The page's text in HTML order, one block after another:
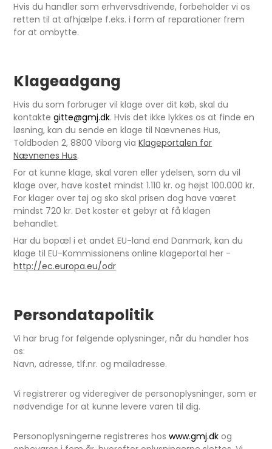
Hvis du handler som erhvervsdrivende, forbeholder vi os
retten til at afhjælpe f.eks. i form af reparationer frem
for at ombytte.
Klageadgang
Hvis du som forbruger vil klage over dit køb, skal du
kontaktegitte@gmj.dk. Hvis det ikke lykkes os at finde en
løsning, kan du sende en klage til Nævnenes Hus,
Toldboden 2, 8800 Viborg viaKlageportalen for
Nævnenes Hus.
For at kunne klage, skal varen eller ydelsen, som du vil
klage over, have kostet mindst 1.110 kr. og højst 100.000 kr.
For klager over tøj og sko skal prisen dog have været
mindst 720 kr. Det koster et gebyr at få klagen
behandlet.
Har du bopæl i et andet EU-land end Danmark, kan du
klage til EU-Kommissionens online klageportal her -
http://ec.europa.eu/odr
Persondatapolitik
Vi har brug for følgende oplysninger, når du handler hos
os:
Navn, adresse, tlf.nr. og mailadresse.
Vi registrerer og videregiver de personoplysninger, som er
nødvendige for at kunne levere varen til dig.
Personoplysningerne registreres hoswww.gmj.dk og